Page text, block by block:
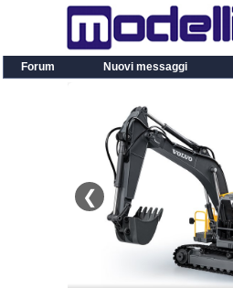
Forum Nuovi messaggi